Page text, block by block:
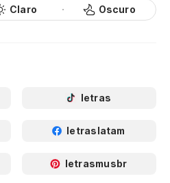
Claro Oscuro
letras
letraslatam
letrasmusbr